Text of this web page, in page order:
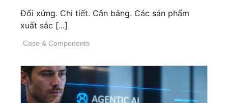
Đối xứng. Chi tiết. Cân bằng. Các sản phẩm
xuất sắc [...]
Case & Components